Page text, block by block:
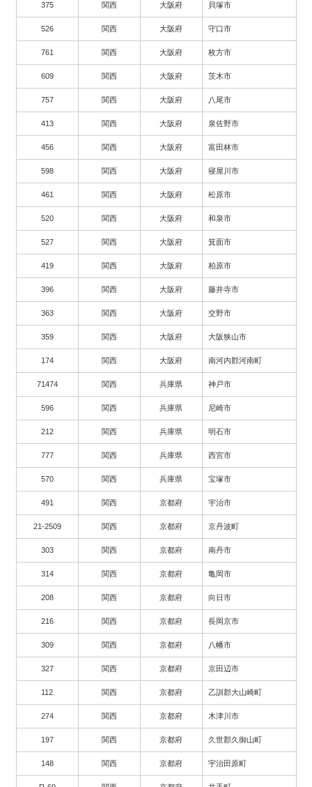
375 関西 大阪府 貝塚市
526 関西 大阪府 守口市
761 関西 大阪府 枚方市
609 関西 大阪府 茨木市
757 関西 大阪府 八尾市
413 関西 大阪府 泉佐野市
456 関西 大阪府 富田林市
598 関西 大阪府 寝屋川市
461 関西 大阪府 松原市
520 関西 大阪府 和泉市
527 関西 大阪府 箕面市
419 関西 大阪府 柏原市
396 関西 大阪府 藤井寺市
363 関西 大阪府 交野市
359 関西 大阪府 大阪狭山市
174 関西 大阪府 南河内郡河南町
71474 関西 兵庫県 神戸市
596 関西 兵庫県 尼崎市
212 関西 兵庫県 明石市
777 関西 兵庫県 西宮市
570 関西 兵庫県 宝塚市
491 関西 京都府 宇治市
21-2509 関西 京都府 京丹波町
303 関西 京都府 南丹市
314 関西 京都府 亀岡市
208 関西 京都府 向日市
216 関西 京都府 長岡京市
309 関西 京都府 八幡市
327 関西 京都府 京田辺市
112 関西 京都府 乙訓郡大山崎町
274 関西 京都府 木津川市
197 関西 京都府 久世郡久御山町
148 関西 京都府 宇治田原町